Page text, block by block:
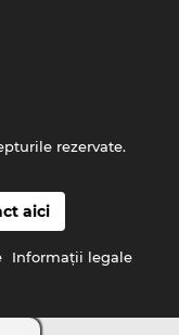
aici
Informaţii legale
rezervate.